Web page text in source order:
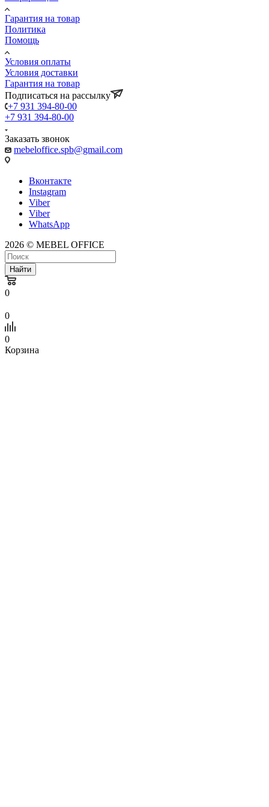
Гарантия на товар
Политика
Помощь
Условия оплаты
Условия доставки
Гарантия на товар
Подписаться на рассылку
+7 931 394-80-00
+7 931 394-80-00
Заказать звонок
mebeloffice.spb@gmail.com
Вконтакте
Instagram
Viber
Viber
WhatsApp
2026 © MEBEL OFFICE
Найти
0
0
0
Корзина